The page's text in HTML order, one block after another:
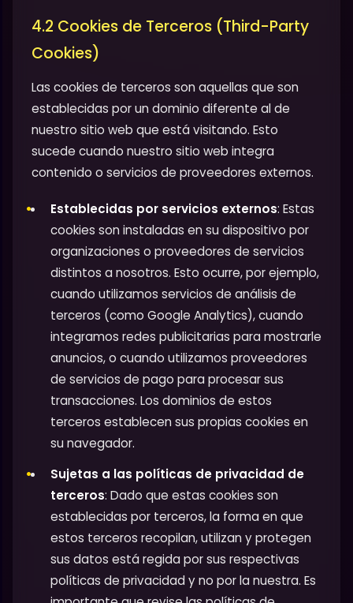
4.2 Cookies de Terceros (Third-Party
Cookies)
Las cookies de terceros son aquellas que son
establecidas por un dominio diferente al de
nuestro sitio web que está visitando. Esto
sucede cuando nuestro sitio web integra
contenido o servicios de proveedores externos.
Establecidas por servicios externos: Estas
cookies son instaladas en su dispositivo por
organizaciones o proveedores de servicios
distintos a nosotros. Esto ocurre, por ejemplo,
cuando utilizamos servicios de análisis de
terceros (como Google Analytics), cuando
integramos redes publicitarias para mostrarle
anuncios, o cuando utilizamos proveedores
de servicios de pago para procesar sus
transacciones. Los dominios de estos
terceros establecen sus propias cookies en
su navegador.
Sujetas a las políticas de privacidad de
terceros: Dado que estas cookies son
establecidas por terceros, la forma en que
estos terceros recopilan, utilizan y protegen
sus datos está regida por sus respectivas
políticas de privacidad y no por la nuestra. Es